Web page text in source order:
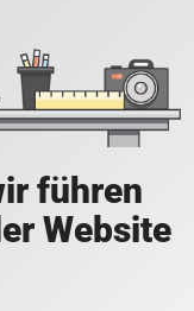
führen
Website